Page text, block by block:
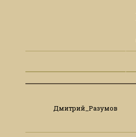
Дмитрий_Разумов